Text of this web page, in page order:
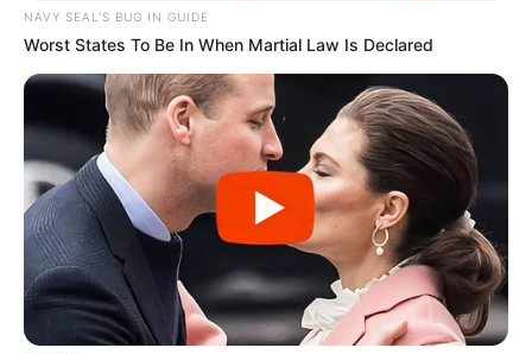
NAVY SEAL'S BUG IN GUIDE
Worst States To Be In When Martial Law Is Declared